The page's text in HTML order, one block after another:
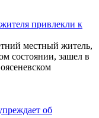
привлекли к
местный житель,
состоянии, зашел в
об